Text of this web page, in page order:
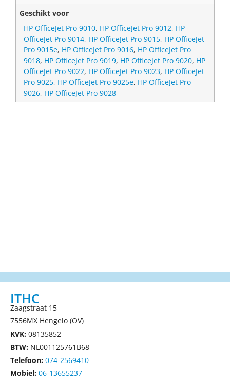
Geschikt voor
HP OfficeJet Pro 9010, HP OfficeJet Pro 9012, HP
OfficeJet Pro 9014, HP OfficeJet Pro 9015, HP OfficeJet
Pro 9015e, HP OfficeJet Pro 9016, HP OfficeJet Pro
9018, HP OfficeJet Pro 9019, HP OfficeJet Pro 9020, HP
OfficeJet Pro 9022, HP OfficeJet Pro 9023, HP OfficeJet
Pro 9025, HP OfficeJet Pro 9025e, HP OfficeJet Pro
9026, HP OfficeJet Pro 9028
ITHC
Zaagstraat 15
7556MX Hengelo (OV)
KVK: 08135852
BTW: NL001125761B68
Telefoon: 074-2569410
Mobiel: 06-13655237